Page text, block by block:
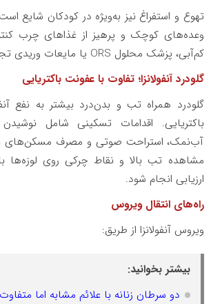
تهوع و استفراغ نیز به‌ویژه در کودکان شایع
وعده‌های کوچک و پرهیز از غذاهای چرب
کم‌آبی، پزشک محلول ORS یا مایعات وریدی تجویز می‌کند.
گلودرد آنفولانزا؛ تفاوت با عفونت باکتریایی
گلودرد همراه تب و بدن‌درد بیشتر به نفع
باکتریایی. اقدامات تسکینی شامل نوشیدن
آب‌نمک، استراحت صوتی و مصرف مسکن‌های
مشاهده تب بالا و نقاط چرکی روی لوزه‌ها
ارزیابی انجام شود.
راه‌های انتقال ویروس
ویروس آنفولانزا از طریق:
بیشتر بخوانید:
دو سرطان زنانه با علائم مشابه اما